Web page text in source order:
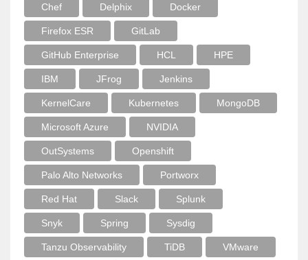
Chef Delphix Docker
Firefox ESR GitLab
GitHub Enterprise HCL HPE
IBM JFrog Jenkins
KernelCare Kubernetes MongoDB
Microsoft Azure NVIDIA
OutSystems Openshift
Palo Alto Networks Portworx
Red Hat Slack Splunk
Snyk Spring Sysdig
Tanzu Observability TiDB VMware